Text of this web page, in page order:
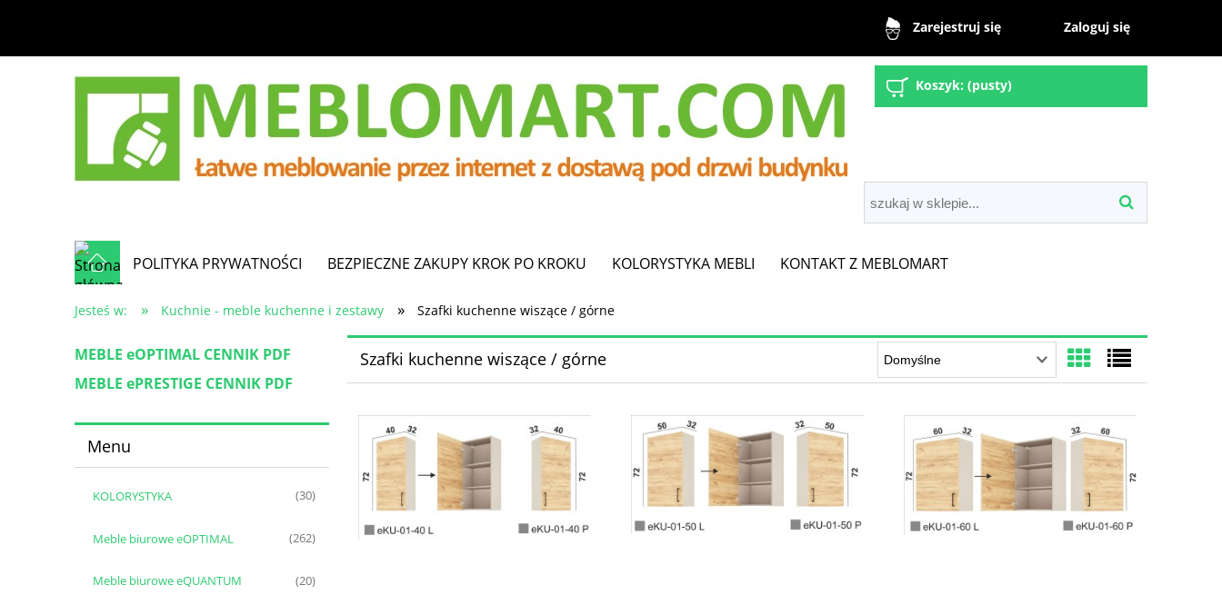
Zarejestruj się Zaloguj się
Koszyk: (pusty)
POLITYKA PRYWATNOŚCI BEZPIECZNE ZAKUPY KROK PO KROKU KOLORYSTYKA MEBLI KONTAKT Z MEBLOMART
Jesteś w: » Kuchnie - meble kuchenne i zestawy » Szafki kuchenne wiszące / górne
MEBLE eOPTIMAL CENNIK PDF
MEBLE ePRESTIGE CENNIK PDF
Menu
KOLORYSTYKA (30)
Meble biurowe eOPTIMAL (262)
Meble biurowe eQUANTUM (20)
Szafki kuchenne wiszące / górne